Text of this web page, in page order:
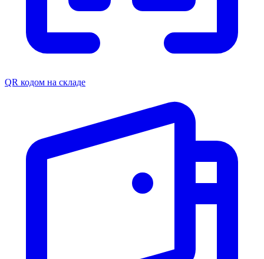
QR кодом на складе